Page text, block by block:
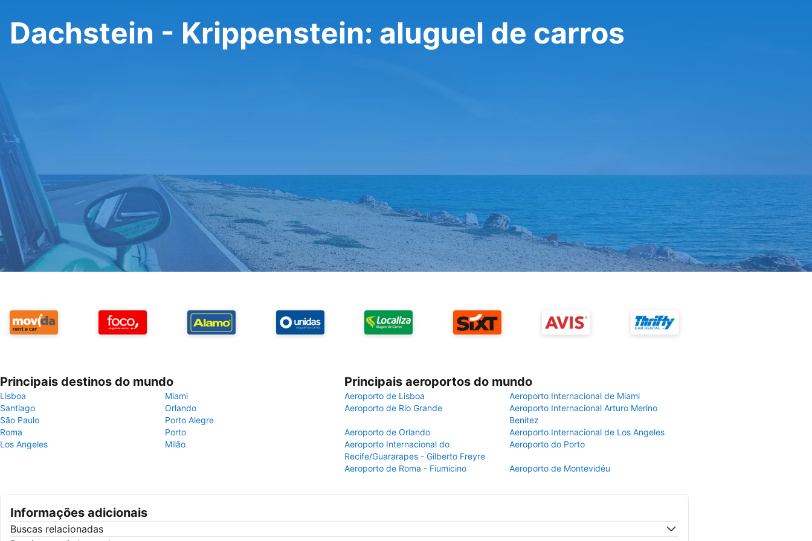
Dachstein - Krippenstein: aluguel de carros
Principais destinos do mundo
Lisboa
Miami
Santiago
Orlando
São Paulo
Porto Alegre
Roma
Porto
Los Angeles
Milão
Principais aeroportos do mundo
Aeroporto de Lisboa
Aeroporto Internacional de Miami
Aeroporto de Rio Grande
Aeroporto Internacional Arturo Merino
Benítez
Aeroporto de Orlando
Aeroporto Internacional de Los Angeles
Aeroporto Internacional do
Recife/Guararapes - Gilberto Freyre
Aeroporto do Porto
Aeroporto de Roma - Fiumicino Aeroporto de Montevidéu
Informações adicionais
Buscas relacionadas